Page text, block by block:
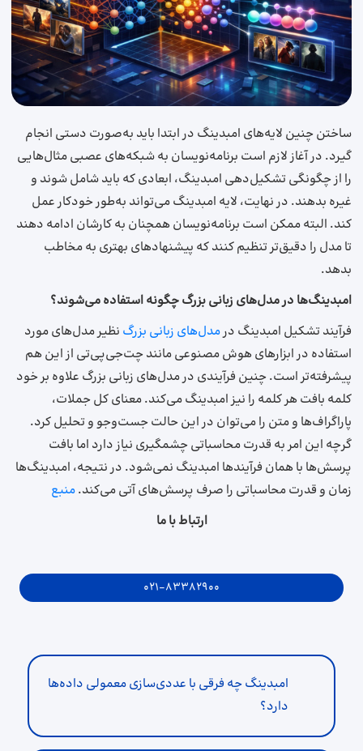
ساختن چنین لایه‌های امبدینگ در ابتدا باید به‌صورت دستی انجام
گیرد. در آغاز لازم است برنامه‌نویسان به شبکه‌های عصبی مثال‌هایی
را از چگونگی تشکیل‌دهی امبدینگ، ابعادی که باید شامل شوند و
غیره بدهند. در نهایت، لایه امبدینگ می‌تواند به‌طور خودکار عمل
کند. البته ممکن است برنامه‌نویسان همچنان به کارشان ادامه دهند
تا مدل را دقیق‌تر تنظیم کنند که پیشنهادهای بهتری به مخاطب
بدهد.
امبدینگ‌ها در مدل‌های زبانی بزرگ چگونه استفاده می‌شوند؟
فرآیند تشکیل‌ امبدینگ در مدل‌های زبانی بزرگ نظیر مدل‌های مورد
استفاده در ابزارهای هوش مصنوعی مانند چت‌جی‌پی‌تی از این هم
پیشرفته‌تر است. چنین فرآیندی در مدل‌های زبانی بزرگ علاوه بر خود
کلمه بافت هر کلمه را نیز امبدینگ می‌کند. معنای کل جملات،
پاراگراف‌ها و متن را می‌توان در این حالت جست‌و‌جو و تحلیل کرد.
گر‌چه این امر به قدرت محاسباتی چشمگیری نیاز دارد اما بافت
پرسش‌ها با همان فرآیندها امبدینگ نمی‌شود. در نتیجه، امبدینگ‌ها
زمان و قدرت محاسباتی را صرف پرسش‌های آتی می‌کند.منبع
ارتباط با ما
021-83382900
امبدینگ چه فرقی با عددی‌سازی معمولی داده‌ها
دارد؟